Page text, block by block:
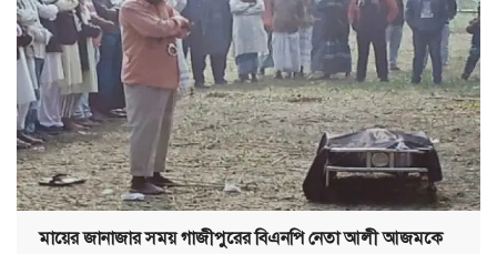
মায়ের জানাজার সময় গাজীপুরের বিএনপি নেতা আলী আজমকে